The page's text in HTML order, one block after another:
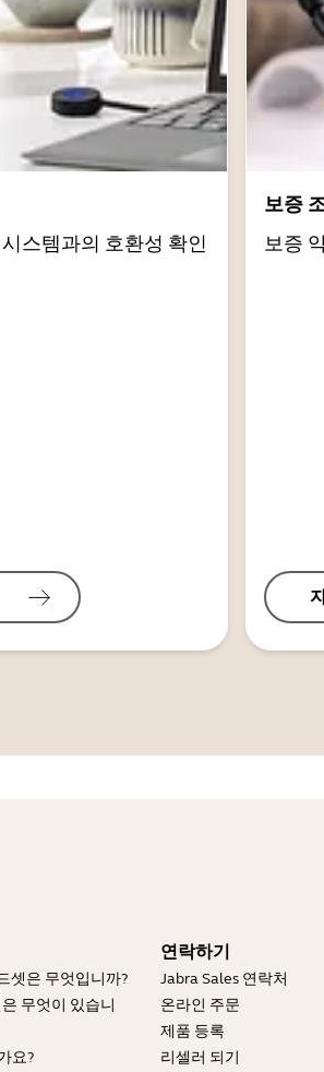
스템과의 호환성 확인
보증
보증
셋은 무엇입니까?
무엇이 있습니
요?
연락하기
Jabra Sales 연락처
온라인 주문
제품 등록
리셀러 되기